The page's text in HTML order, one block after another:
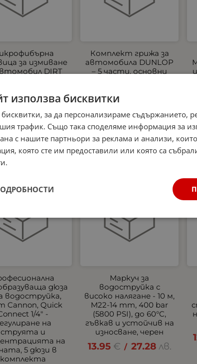
за измиване
DIRT
€ / 8.80 лв.
Комплект грижа за
автомобила DUNLOP
– 5 части, основни
автомобил
16.50 € / 32.27 лв.
дюза
водоструйка,
Cannon, Quick
1/4" -
на
струята и
на
5 дюзи в
комплекта
Маркуч за
водоструйка с
високо налягане - 10 м,
M22-14 mm, 400 bar
(5800 PSI), до 60°C,
гъвкав и устойчив на
износване, черен
13.95 € / 27.28 лв.
използва бисквитки
за да персонализираме съдържанието,
трафик. Също така споделяме информация за
с нашите партньори за реклама и анализи,
която сте им предоставили или която са